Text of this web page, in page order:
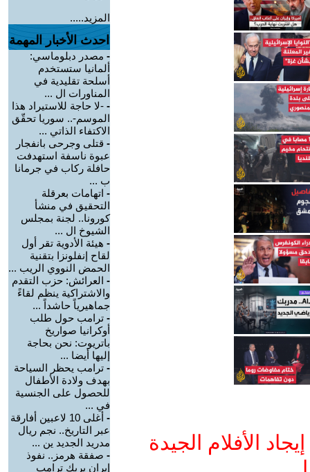
الأفلام الجيدة
المزيد.....
احدث الأخبار المهمة
- مصدر دبلوماسي:
ألمانيا ستستخدم
أسلحة تقليدية في
المناورات ال ...
- -لا حاجة للاستيراد هذا
الموسم-.. سوريا تحقّق
الاكتفاء الذاتي ...
- قتلى وجرحى بانفجار
عبوة ناسفة استهدفت
حافلة ركاب في جرمانا
ب ...
- اتهامات بعرقلة
التحقيق في منشأ
كورونا.. لجنة بمجلس
الشيوخ ال ...
- هيئة الأدوية تقر أول
لقاح إنفلونزا بتقنية
الحمض النووي الريب ...
- العرائش: حزب التقدم
والاشتراكية ينظم لقاءً
جماهيرياً حاشداً ...
- ترامب حول طلب
أوكرانيا صواريخ
باتريوت: نحن بحاجة
إليها أيضا ...
- ترامب يحظر السياحة
بهدف ولادة الأطفال
للحصول على الجنسية
في ...
-
أغلى 10 لاعبين أفارقة
عبر التاريخ.. نجم ريال
مدريد الجديد ين ...
- صفقة هرمز.. نفوذ
إيران يربك ترامب